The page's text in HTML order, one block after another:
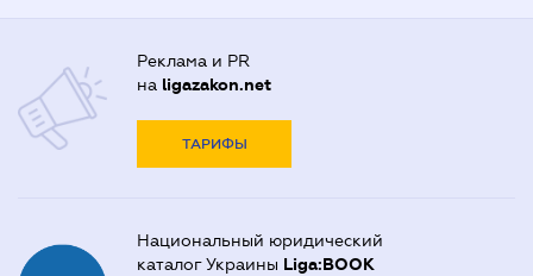
Реклама и PR
на ligazakon.net
ТАРИФЫ
Национальный юридический
каталог Украины Liga:BOOK